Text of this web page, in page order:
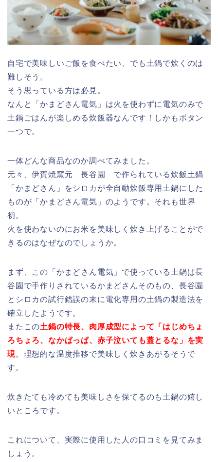
自宅で美味しいご飯を食べたい、でも土鍋で炊くのは
難しそう。
そう思っている方は必見。
なんと「かまどさん電気」は火を使わずに電気のみで
土鍋ごはんが楽しめる炊飯器なんです！しかもボタン
一つで。
一体どんな商品なのか調べてみました。
元々、伊賀焼窯元 長谷園 で作られている炊飯土鍋
「かまどさん」をシロカが全自動炊飯専用土鍋にした
ものが「かまどさん電気」のようです。それも世界
初。
火を使わないのにお米を美味しく炊き上げることがで
きるのはなぜなのでしょうか。
まず、この「かまどさん電気」で使っている土鍋は長
谷園で手作りされているかまどさんそのもの、長谷園
とシロカの試行錯誤の末に電化専用の土鍋の製造法を
確立したようです。
またこの土鍋の特長、肉厚成型によって「はじめちょ
ろちょろ、なかぱっぱ、赤子泣いても蓋とるな」を実
現。理想的な温度推移で美味しく炊きあがるそうで
す。
炊きたても冷めても美味しさを保てるのも土鍋の嬉し
いところです。
これについて、実際に使用した人の口コミを見てみま
しょう。